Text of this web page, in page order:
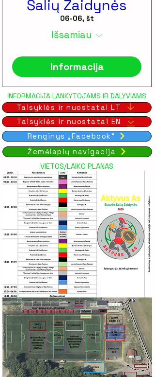
Šalių Žaidynės
06-06, št
Išsamiau
Informacija
INFORMACIJA LANKYTOJAMS IR DALYVIAMS
Taisyklės ir nuostatai LT
Taisyklės ir nuostatai EN
Renginys „Facebook“
Žemėlapių navigacija
VIETOS/LAIKO PLANAS